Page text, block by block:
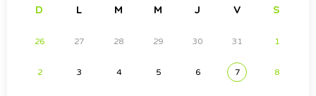
D L M M J V S
26 27 28 29 30 31 1
2 3 4 5 6 7 8